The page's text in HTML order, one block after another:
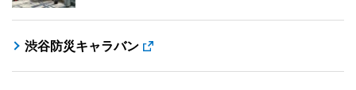
渋谷防災キャラバン